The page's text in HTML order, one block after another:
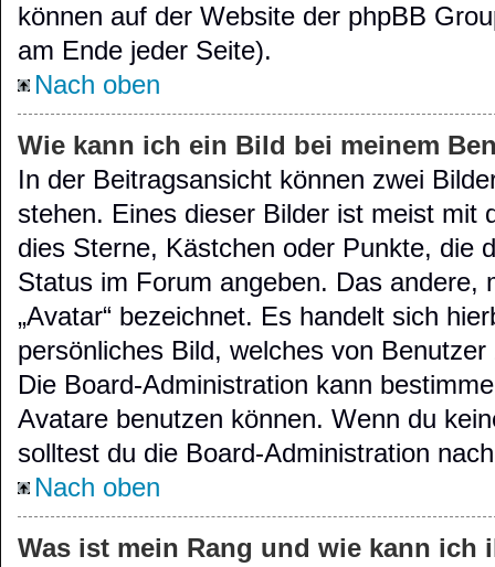
können auf der Website der phpBB
am Ende jeder Seite).
Nach oben
Wie kann ich ein Bild bei meinem
In der Beitragsansicht können zwei
stehen. Eines dieser Bilder ist meist mit
dies Sterne, Kästchen oder Punkte, die
Status im Forum angeben. Das andere,
„Avatar“ bezeichnet. Es handelt sich
persönliches Bild, welches von
Die Board-Administration kann
Avatare benutzen können. Wenn du
solltest du die Board-Administration
Nach oben
Was ist mein Rang und wie kann ich